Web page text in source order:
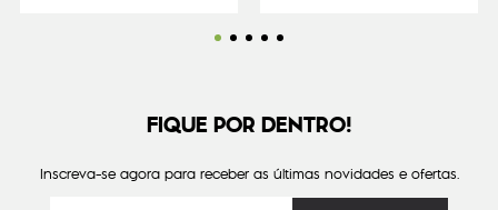
FIQUE POR DENTRO!
Inscreva-se agora para receber as últimas novidades e ofertas.